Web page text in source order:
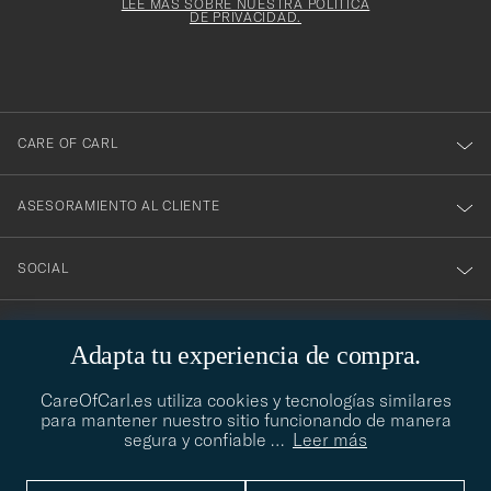
Adapta tu experiencia de compra.
CareOfCarl.es utiliza cookies y tecnologías similares
para mantener nuestro sitio funcionando de manera
segura y confiable … Leer más
suscribirte
boletín!
LEE MÁS SOBRE NUESTRA POLÍTICA
DE PRIVACIDAD.
CARE OF CARL
ASESORAMIENTO AL CLIENTE
SOCIAL
contact@careofcarl.com
ASESORAMIENTO DE ESTILO
estamos encantados de hacerlo